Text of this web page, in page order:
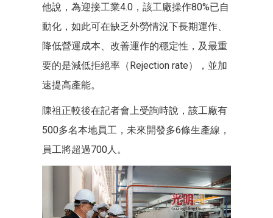
他說，為迎接工業4.0，該工廠操作80%已自
動化，如此可在缺乏外勞情況下長期運作、
降低營運成本、改善運作的穩定性，及最重
要的是減低拒絕率（Rejection rate），並加
速提高產能。
陳祖正較後在記者會上受詢時說，該工廠有
500多名本地員工，未來開發多6條生產線，
員工將超過700人。